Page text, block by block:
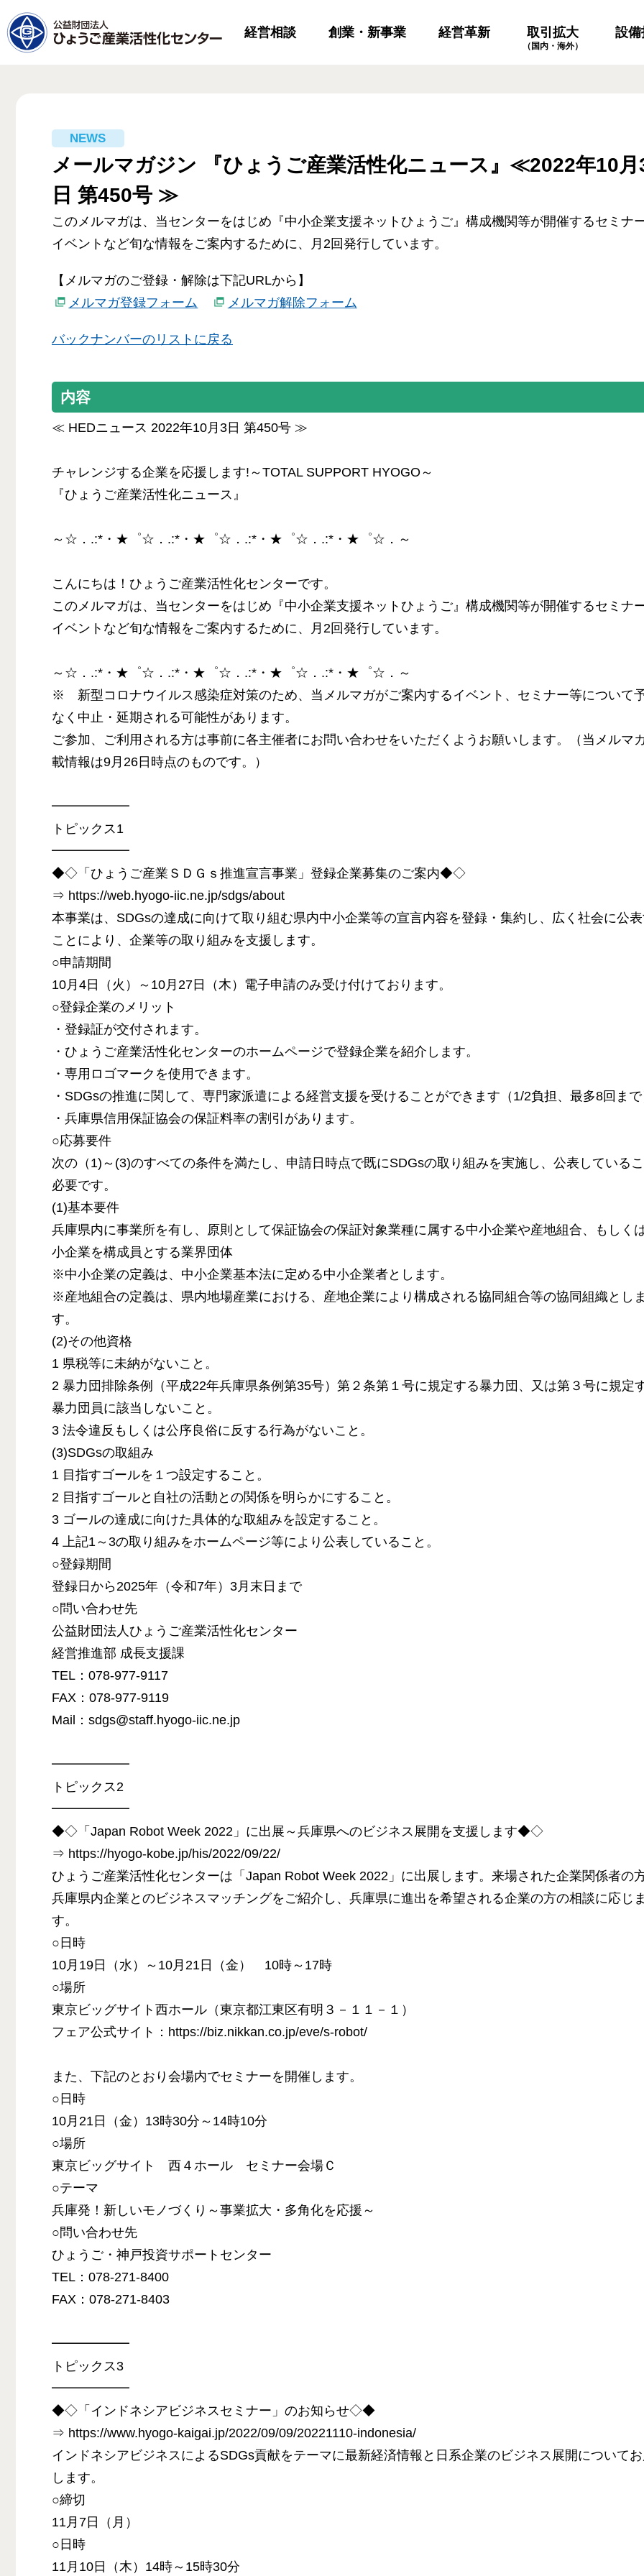
経営相談 創業・新事業 経営革新 取引拡大
（国内・海外）
設備
メールマガジン 『ひょうご産業活性化ニュース』≪2022年10月
日 第450号 ≫
このメルマガは、当センターをはじめ『中小企業支援ネットひょうご』構成機関等が開催するセミナ
イベントなど旬な情報をご案内するために、月2回発行しています。
【メルマガのご登録・解除は下記URLから】
メルマガ登録フォーム
メルマガ解除フォーム
バックナンバーのリストに戻る
内容
≪ HEDニュース 2022年10月3日 第450号 ≫
チャレンジする企業を応援します!～TOTAL SUPPORT HYOGO～
『ひょうご産業活性化ニュース』
～☆．.:*・★゜☆．.:*・★゜☆．.:*・★゜☆．.:*・★゜☆．～
こんにちは！ひょうご産業活性化センターです。
このメルマガは、当センターをはじめ『中小企業支援ネットひょうご』構成機関等が開催するセミナ
イベントなど旬な情報をご案内するために、月2回発行しています。
～☆．.:*・★゜☆．.:*・★゜☆．.:*・★゜☆．.:*・★゜☆．～
※ 新型コロナウイルス感染症対策のため、当メルマガがご案内するイベント、セミナー等について
なく中止・延期される可能性があります。
ご参加、ご利用される方は事前に各主催者にお問い合わせをいただくようお願いします。（当メルマ
載情報は9月26日時点のものです。）
━━━━━━
トピックス1
━━━━━━
◆◇「ひょうご産業ＳＤＧｓ推進宣言事業」登録企業募集のご案内◆◇
⇒ https://web.hyogo-iic.ne.jp/sdgs/about
本事業は、SDGsの達成に向けて取り組む県内中小企業等の宣言内容を登録・集約し、広く社会に公
ことにより、企業等の取り組みを支援します。
○申請期間
10月4日（火）～10月27日（木）電子申請のみ受け付けております。
○登録企業のメリット
・登録証が交付されます。
・ひょうご産業活性化センターのホームページで登録企業を紹介します。
・専用ロゴマークを使用できます。
・SDGsの推進に関して、専門家派遣による経営支援を受けることができます（1/2負担、最多8回ま
・兵庫県信用保証協会の保証料率の割引があります。
○応募要件
次の（1)～(3)のすべての条件を満たし、申請日時点で既にSDGsの取り組みを実施し、公表している
必要です。
(1)基本要件
兵庫県内に事業所を有し、原則として保証協会の保証対象業種に属する中小企業や産地組合、もしく
小企業を構成員とする業界団体
※中小企業の定義は、中小企業基本法に定める中小企業者とします。
※産地組合の定義は、県内地場産業における、産地企業により構成される協同組合等の協同組織とし
す。
(2)その他資格
1 県税等に未納がないこと。
2 暴力団排除条例（平成22年兵庫県条例第35号）第２条第１号に規定する暴力団、又は第３号に規定
暴力団員に該当しないこと。
3 法令違反もしくは公序良俗に反する行為がないこと。
(3)SDGsの取組み
1 目指すゴールを１つ設定すること。
2 目指すゴールと自社の活動との関係を明らかにすること。
3 ゴールの達成に向けた具体的な取組みを設定すること。
4 上記1～3の取り組みをホームページ等により公表していること。
○登録期間
登録日から2025年（令和7年）3月末日まで
○問い合わせ先
公益財団法人ひょうご産業活性化センター
経営推進部 成長支援課
TEL：078-977-9117
FAX：078-977-9119
Mail：sdgs@staff.hyogo-iic.ne.jp
━━━━━━
トピックス2
━━━━━━
◆◇「Japan Robot Week 2022」に出展～兵庫県へのビジネス展開を支援します◆◇
⇒ https://hyogo-kobe.jp/his/2022/09/22/
ひょうご産業活性化センターは「Japan Robot Week 2022」に出展します。来場された企業関係者の
兵庫県内企業とのビジネスマッチングをご紹介し、兵庫県に進出を希望される企業の方の相談に応じ
す。
○日時
10月19日（水）～10月21日（金） 10時～17時
○場所
東京ビッグサイト西ホール（東京都江東区有明３－１１－１）
フェア公式サイト：https://biz.nikkan.co.jp/eve/s-robot/
また、下記のとおり会場内でセミナーを開催します。
○日時
10月21日（金）13時30分～14時10分
○場所
東京ビッグサイト 西４ホール セミナー会場Ｃ
○テーマ
兵庫発！新しいモノづくり～事業拡大・多角化を応援～
○問い合わせ先
ひょうご・神戸投資サポートセンター
TEL：078-271-8400
FAX：078-271-8403
━━━━━━
トピックス3
━━━━━━
◆◇「インドネシアビジネスセミナー」のお知らせ◇◆
⇒ https://www.hyogo-kaigai.jp/2022/09/09/20221110-indonesia/
インドネシアビジネスによるSDGs貢献をテーマに最新経済情報と日系企業のビジネス展開について
します。
○締切
11月7日（月）
○日時
11月10日（木）14時～15時30分